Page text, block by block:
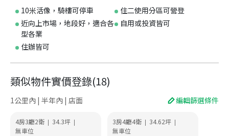
10米活像，騎樓可停車
住二使用分區可營登
近向上市場，地段好，適合各
型各業
自用或投資皆可
住辦皆可
類似物件實價登錄(18)
1公里內 | 半年內 | 店面 編輯篩選條件
4房3廳2衛 | 34.3坪 |
無車位
3房4廳4衛 | 34.62坪 |
無車位